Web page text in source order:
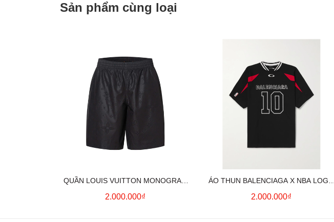
Sản phẩm cùng loại
QUẦN LOUIS VUITTON MONOGRAM
MOIRE JACQUARD SILK SHORTS IN
2.000.000₫
ÁO THUN BALENCIAGA X NBA LOGO
COTTON JERSEY T-SHIRT
2.000.000₫